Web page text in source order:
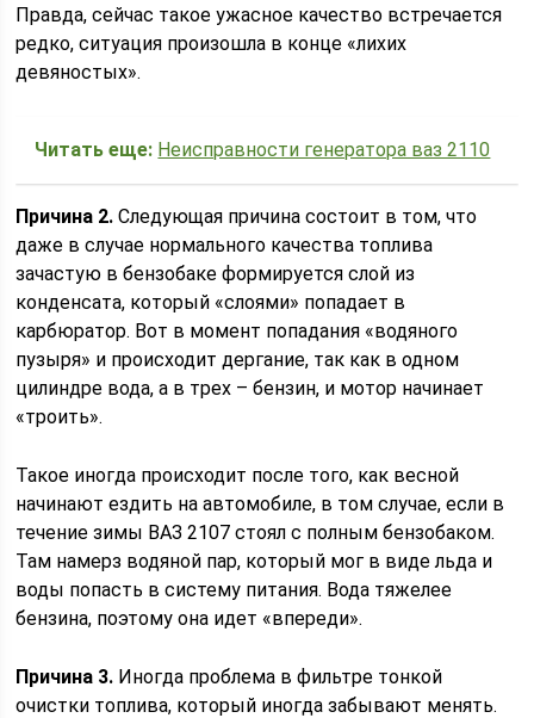
Правда, сейчас такое ужасное качество встречается
редко, ситуация произошла в конце «лихих
девяностых».
Читать еще: Неисправности генератора ваз 2110
Причина 2. Следующая причина состоит в том, что
даже в случае нормального качества топлива
зачастую в бензобаке формируется слой из
конденсата, который «слоями» попадает в
карбюратор. Вот в момент попадания «водяного
пузыря» и происходит дергание, так как в одном
цилиндре вода, а в трех – бензин, и мотор начинает
«троить».
Такое иногда происходит после того, как весной
начинают ездить на автомобиле, в том случае, если в
течение зимы ВАЗ 2107 стоял с полным бензобаком.
Там намерз водяной пар, который мог в виде льда и
воды попасть в систему питания. Вода тяжелее
бензина, поэтому она идет «впереди».
Причина 3. Иногда проблема в фильтре тонкой
очистки топлива, который иногда забывают менять.